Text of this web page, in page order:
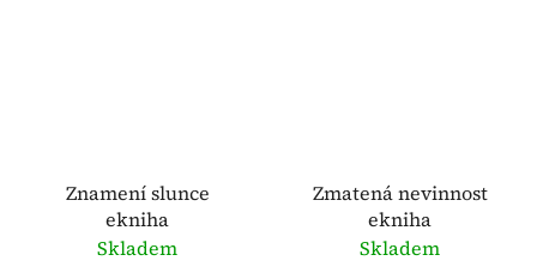
Znamení slunce
ekniha
Skladem
Zmatená nevinnost
ekniha
Skladem